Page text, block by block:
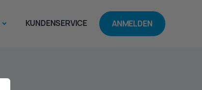
KUNDENSERVICE ANMELDEN